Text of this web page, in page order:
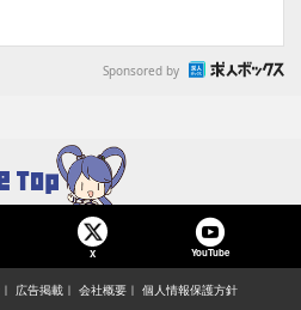
Sponsored by
X YouTube
広告掲載 会社概要 個人情報保護方針